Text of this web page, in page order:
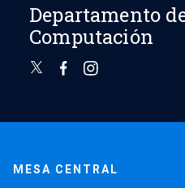
Departamento
Computación
MESA CENTRAL